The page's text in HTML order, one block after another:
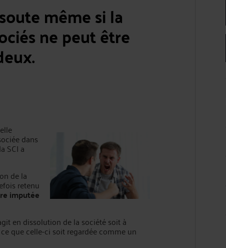
même si la
ne peut être
dans
SCI a
de la
retenu
imputée
en dissolution de la société soit à
que celle-ci soit regardée comme un